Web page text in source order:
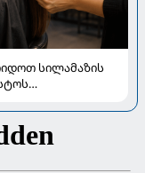
სილამაზის